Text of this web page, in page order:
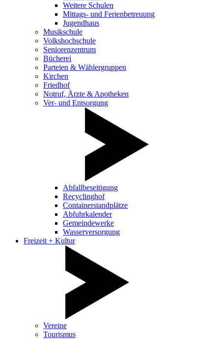
Weitere Schulen
Mittags- und Ferienbetreuung
Jugendhaus
Musikschule
Volkshochschule
Seniorenzentrum
Bücherei
Parteien & Wählergruppen
Kirchen
Friedhof
Notruf, Ärzte & Apotheken
Ver- und Entsorgung
Abfallbeseitigung
Recyclinghof
Containerstandplätze
Abfuhrkalender
Gemeindewerke
Wasserversorgung
Freizeit + Kultur
Vereine
Tourismus